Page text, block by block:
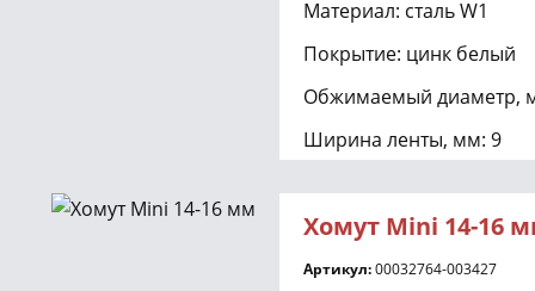
Материал: сталь W1
Покрытие: цинк белый
Обжимаемый диаметр,
Ширина ленты, мм: 9
шланга с внутренним
Хомут Mini 14-16
Артикул:00032764-003427